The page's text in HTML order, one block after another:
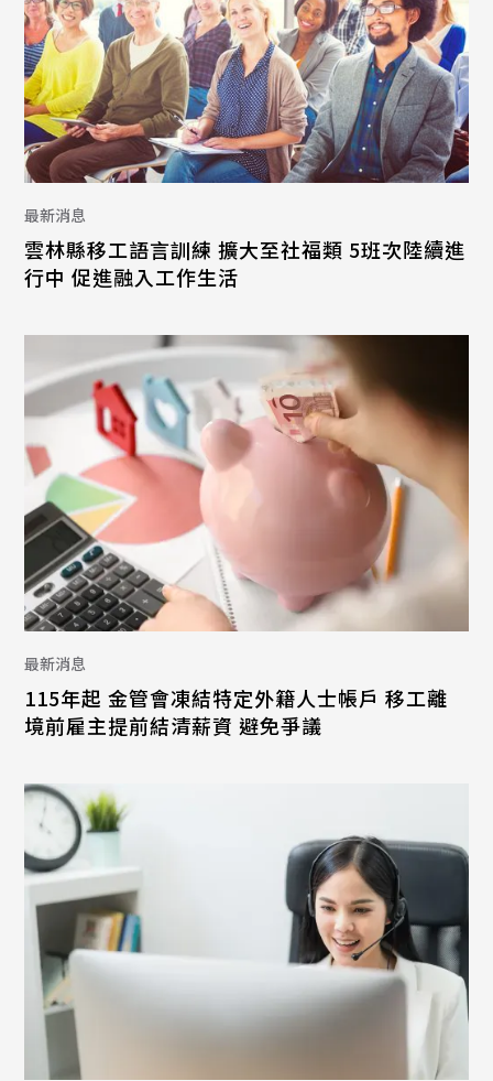
最新消息
雲林縣移工語言訓練 擴大至社福類 5班次陸續進
行中 促進融入工作生活
最新消息
115年起 金管會凍結特定外籍人士帳戶 移工離
境前雇主提前結清薪資 避免爭議